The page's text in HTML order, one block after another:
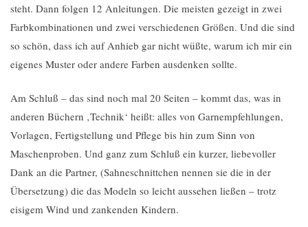
steht. Dann folgen 12 Anleitungen. Die meisten gezeigt in zwei
Farbkombinationen und zwei verschiedenen Größen. Und die sind
so schön, dass ich auf Anhieb gar nicht wüßte, warum ich mir ein
eigenes Muster oder andere Farben ausdenken sollte.
Am Schluß – das sind noch mal 20 Seiten – kommt das, was in
anderen Büchern ‚Technik‘ heißt: alles von Garnempfehlungen,
Vorlagen, Fertigstellung und Pflege bis hin zum Sinn von
Maschenproben. Und ganz zum Schluß ein kurzer, liebevoller
Dank an die Partner, (Sahneschnittchen nennen sie die in der
Übersetzung) die das Modeln so leicht aussehen ließen – trotz
eisigem Wind und zankenden Kindern.